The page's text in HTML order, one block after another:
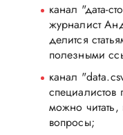
канал "дата-
журналист
делится
полезными
канал
специалистов
можно читать,
вопросы;